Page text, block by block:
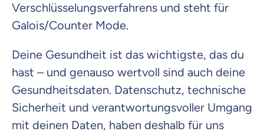
Verschlüsselungsverfahrens und steht für
Galois/Counter Mode.
Deine Gesundheit ist das wichtigste, das du
hast – und genauso wertvoll sind auch deine
Gesundheitsdaten. Datenschutz, technische
Sicherheit und verantwortungsvoller Umgang
mit deinen Daten, haben deshalb für uns